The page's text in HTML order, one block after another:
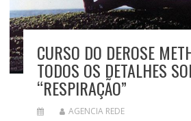
CURSO DO DEROSE
TODOS OS DETALHES
“RESPIRAÇÃO”
AGENCIA REDE